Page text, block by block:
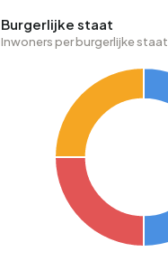
Burgerlijke staat
Inwoners per burgerlijke staat